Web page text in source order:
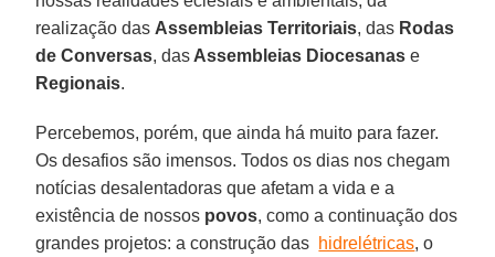
realização das Assembleias Territoriais, das Rodas
de Conversas, das Assembleias Diocesanase
Regionais.
Percebemos, porém, que ainda há muito para fazer.
Os desafios são imensos. Todos os dias nos chegam
notícias desalentadoras que afetam a vida e a
existência de nossos povos, como a continuação dos
grandes projetos: a construção das hidrelétricas, o